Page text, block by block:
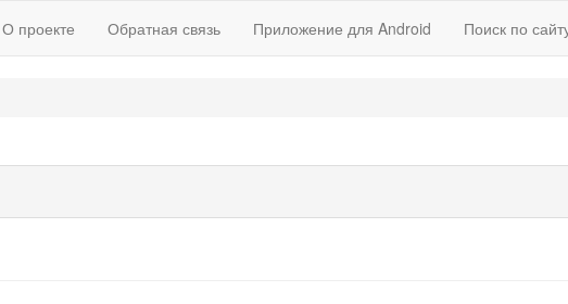
О проекте Обратная связь Приложение для Android Поиск по